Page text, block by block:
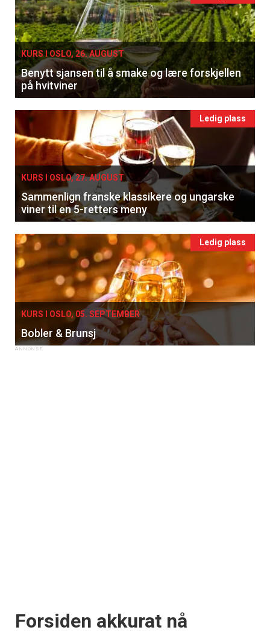
×
Få ukentlige nyhetsbrev fra
Apéritif
Vi tilbyr flere ukentlige nyhetsbrev. Du
kan fritt velge hvilke du ønsker å få
tilsendt.
Registrer deg
KURS I OSLO, 26. AUGUST
Benytt sjansen til å smake og lære forskjellen
på hvitviner
Ledig plass
KURS I OSLO, 27. AUGUST
Sammenlign franske klassikere og ungarske
viner til en 5-retters meny
Ledig plass
KURS I OSLO, 05. SEPTEMBER
Bobler & Brunsj
Forsiden akkurat nå